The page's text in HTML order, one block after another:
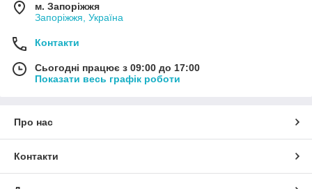
м. Запоріжжя
Запоріжжя, Україна
Контакти
Сьогодні працює з 09:00 до 17:00
Показати весь графік роботи
Про нас
Контакти